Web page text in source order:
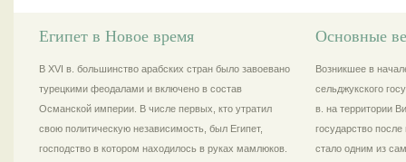
Египет в Новое время
В XVI в. большинство арабских стран было завоевано
турецкими феодалами и включено в состав
Османской империи. В числе первых, кто утратил
свою политическую независимость, был Египет,
господство в котором находилось в руках мамлюков.
Основные
Возникшее в
сельджукского
в. на территории
государство после
стало одним из